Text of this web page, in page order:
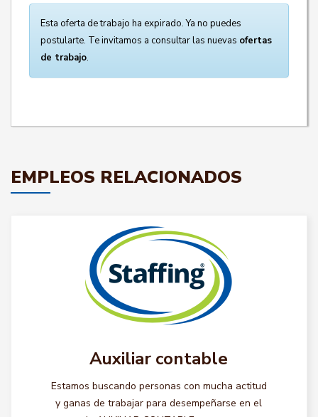
Esta oferta de trabajo ha expirado. Ya no puedes
postularte. Te invitamos a consultar las nuevas ofertas
de trabajo.
EMPLEOS RELACIONADOS
Auxiliar contable
Estamos buscando personas con mucha actitud
y ganas de trabajar para desempeñarse en el